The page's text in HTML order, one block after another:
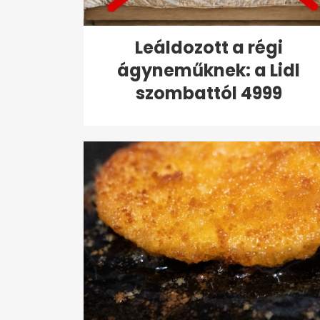
Leáldozott a régi
ágyneműknek: a Lidl
szombattól 4999